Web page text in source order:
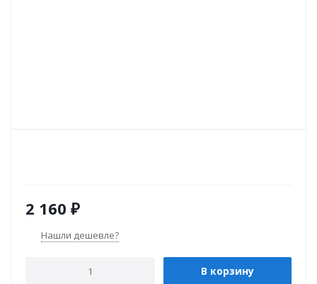
2 160 ₽
Нашли дешевле?
В корзину